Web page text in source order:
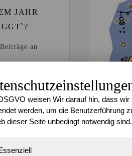
JAHR
an
31/2026
weisen Wir darauf hin, dass
werden, um die Benutzerführung
dieser Seite unbedingt notwendig